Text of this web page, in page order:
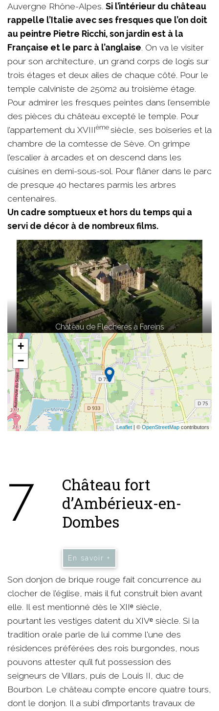
Auvergne Rhône-Alpes. Si l’intérieur du château
rappelle l’Italie avec ses fresques que l’on doit
au peintre Pietre Ricchi, son jardin est à la
Française et le parc à l’anglaise. On va le visiter
pour son architecture, un grand corps de logis sur
trois étages et deux ailes de chaque côté. Pour le
temple calviniste de 250m2 au troisième étage.
Pour admirer les fresques peintes dans l’ensemble
des pièces du château excepté le temple. Pour
l’appartement du XVIIIème siècle, ses boiseries et la
chambre de la comtesse de Sève. On grimpe
l’escalier à arcades et on descend dans les
cuisines en demi-sous-sol. Pour flâner dans le parc
de presque 40 hectares parmis les arbres
centenaires.
Un cadre somptueux et hors du temps qui a
servi de décor à de nombreux films.
Château de Fléchères à Fareins
+
−
Leaflet| ©OpenStreetMap contributors
7
Château fort
d’Ambérieux-en-
Dombes
En savoir +
Son donjon de brique rouge fait concurrence au
clocher de l’église, mais il fut construit bien avant
elle. Il est mentionné dès le XIIᵉ siècle,
pourtant les vestiges datent du XIVᵉ siècle. Si la
tradition orale parle de lui comme l'une des
résidences préférées des rois burgondes, nous
pouvons attester qu’il fut possession des
seigneurs de Villars, puis de Louis II, duc de
Bourbon. Le château compte encore quatre tours,
dont le donjon. Il a subi d’importants travaux de